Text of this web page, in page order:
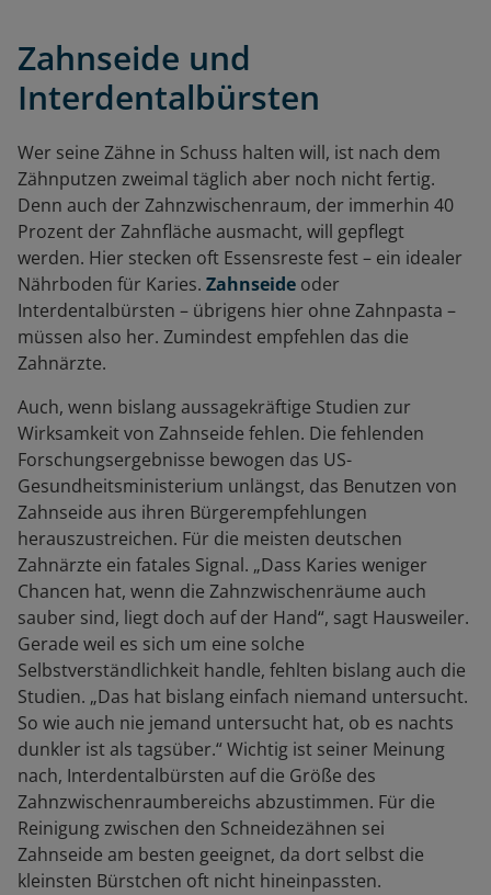
Zahnseide und
Interdentalbürsten
Wer seine Zähne in Schuss halten will, ist nach dem
Zähnputzen zweimal täglich aber noch nicht fertig.
Denn auch der Zahnzwischenraum, der immerhin 40
Prozent der Zahnfläche ausmacht, will gepflegt
werden. Hier stecken oft Essensreste fest – ein idealer
Nährboden für Karies. Zahnseide oder
Interdentalbürsten – übrigens hier ohne Zahnpasta –
müssen also her. Zumindest empfehlen das die
Zahnärzte.
Auch, wenn bislang aussagekräftige Studien zur
Wirksamkeit von Zahnseide fehlen. Die fehlenden
Forschungsergebnisse bewogen das US-
Gesundheitsministerium unlängst, das Benutzen von
Zahnseide aus ihren Bürgerempfehlungen
herauszustreichen. Für die meisten deutschen
Zahnärzte ein fatales Signal. „Dass Karies weniger
Chancen hat, wenn die Zahnzwischenräume auch
sauber sind, liegt doch auf der Hand“, sagt Hausweiler.
Gerade weil es sich um eine solche
Selbstverständlichkeit handle, fehlten bislang auch die
Studien. „Das hat bislang einfach niemand untersucht.
So wie auch nie jemand untersucht hat, ob es nachts
dunkler ist als tagsüber.“ Wichtig ist seiner Meinung
nach, Interdentalbürsten auf die Größe des
Zahnzwischenraumbereichs abzustimmen. Für die
Reinigung zwischen den Schneidezähnen sei
Zahnseide am besten geeignet, da dort selbst die
kleinsten Bürstchen oft nicht hineinpassten.